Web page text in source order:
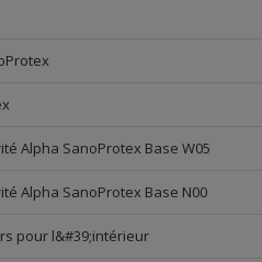
Alpha SanoProtex Base W05
Alpha SanoProtex Base N00
pour l&#39;intérieur